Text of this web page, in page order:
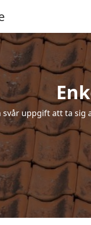
svår uppgift att ta